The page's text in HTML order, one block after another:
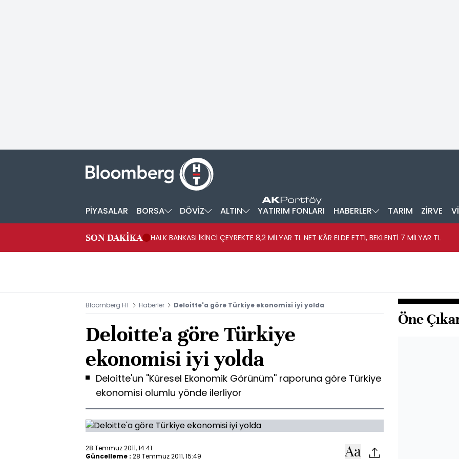
PİYASALAR BORSA DÖVİZ ALTIN YATIRIM FONLARI HABERLER TARIM ZİRVE
SON DAKİKA HALK BANKASI İKİNCİ ÇEYREKTE 8,2 MİLYAR TL NET KÂR ELDE ETTİ, BEKLENTİ 7 MİLYAR TL
Bloomberg HT Haberler Deloitte'a göre Türkiye ekonomisi iyi yolda
Deloitte'a göre Türkiye
ekonomisi iyi yolda
Deloitte'un ''Küresel Ekonomik Görünüm'' raporuna göre Türkiye
ekonomisi olumlu yönde ilerliyor
28 Temmuz 2011, 14:41
Güncelleme : 28 Temmuz 2011, 15:49
Öne